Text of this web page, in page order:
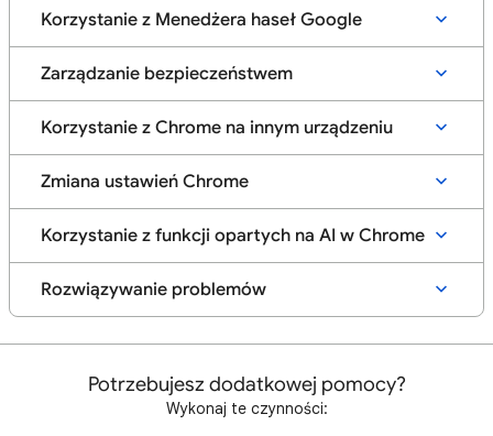
Korzystanie z Menedżera haseł Google
Zarządzanie bezpieczeństwem
Korzystanie z Chrome na innym urządzeniu
Zmiana ustawień Chrome
Korzystanie z funkcji opartych na AI w Chrome
Rozwiązywanie problemów
Potrzebujesz dodatkowej pomocy?
Wykonaj te czynności: